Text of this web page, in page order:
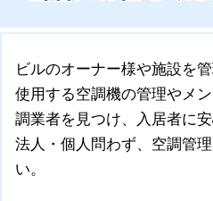
ビルのオーナー様や施設を
使用する空調機の管理やメ
調業者を見つけ、入居者に
法人・個人問わず、空調管
い。